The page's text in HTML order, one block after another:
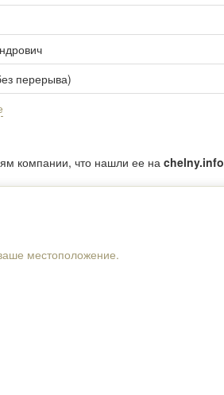
перерыва)
компании, что нашли ее на chelny.info
местоположение.